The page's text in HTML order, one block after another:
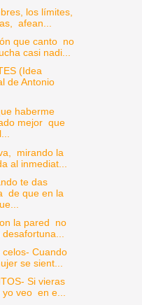
los límites,
afean...
que canto no
casi nadi...
(Idea
de Antonio
haberme
mejor que
mirando la
al inmediat...
te das
de que en la
la pared no
celos- Cuando
se sient...
Si vieras
yo veo en e...